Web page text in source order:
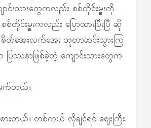
ာင်းသားတွေကလည်း စစ်တိုင်းမှူးကို
စ်တိုင်းမှူးကလည်း ပြောထားပြီးပြီ ဆို
စိတ်အေးလက်အေး ဘူတာဆင်းသွားကြ
ပြဿနာဖြစ်ခဲ့တဲ့ ကျောင်းသားတွေက
မက်တယ်။
စားတယ်။ တစ်ကယ် လိုချင်ရင် ဈေးကြီး